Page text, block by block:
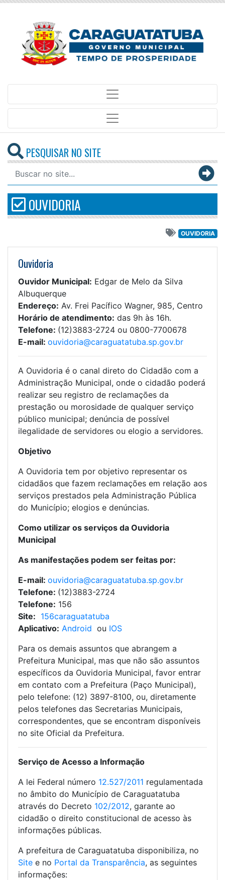
PESQUISAR NO SITE
OUVIDORIA
OUVIDORIA
Ouvidoria
Ouvidor Municipal: Edgar de Melo da Silva
Albuquerque
Endereço: Av. Frei Pacífico Wagner, 985, Centro
Horário de atendimento: das 9h às 16h.
Telefone: (12)3883-2724 ou 0800-7700678
E-mail: ouvidoria@caraguatatuba.sp.gov.br
A Ouvidoria é o canal direto do Cidadão com a
Administração Municipal, onde o cidadão poderá
realizar seu registro de reclamações da
prestação ou morosidade de qualquer serviço
público municipal; denúncia de possível
ilegalidade de servidores ou elogio a servidores.
Objetivo
A Ouvidoria tem por objetivo representar os
cidadãos que fazem reclamações em relação aos
serviços prestados pela Administração Pública
do Município; elogios e denúncias.
Como utilizar os serviços da Ouvidoria
Municipal
As manifestações podem ser feitas por:
E-mail: ouvidoria@caraguatatuba.sp.gov.br
Telefone: (12)3883-2724
Telefone: 156
Site: 156caraguatatuba
Aplicativo: Android ou IOS
Para os demais assuntos que abrangem a
Prefeitura Municipal, mas que não são assuntos
específicos da Ouvidoria Municipal, favor entrar
em contato com a Prefeitura (Paço Municipal),
pelo telefone: (12) 3897-8100, ou, diretamente
pelos telefones das Secretarias Municipais,
correspondentes, que se encontram disponíveis
no site Oficial da Prefeitura.
Serviço de Acesso a Informação
A lei Federal número 12.527/2011 regulamentada
no âmbito do Município de Caraguatatuba
através do Decreto 102/2012, garante ao
cidadão o direito constitucional de acesso às
informações públicas.
A prefeitura de Caraguatatuba disponibiliza, no
Site e no Portal da Transparência, as seguintes
informações: